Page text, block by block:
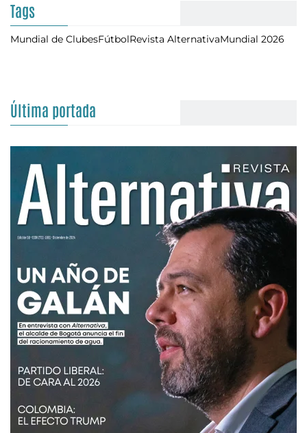
Tags
Mundial de ClubesFútbolRevista AlternativaMundial 2026
Última portada